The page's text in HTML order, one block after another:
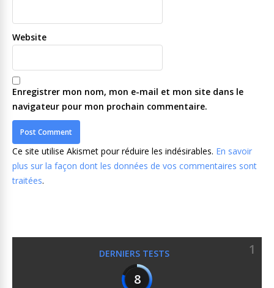
Website
Enregistrer mon nom, mon e-mail et mon site dans le
navigateur pour mon prochain commentaire.
Ce site utilise Akismet pour réduire les indésirables. En savoir
plus sur la façon dont les données de vos commentaires sont
traitées.
DERNIERS TESTS
1
8